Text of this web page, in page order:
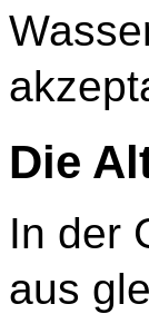
Die
In der
aus